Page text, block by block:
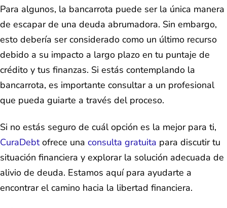
Para algunos, la bancarrota puede ser la única manera
de escapar de una deuda abrumadora. Sin embargo,
esto debería ser considerado como un último recurso
debido a su impacto a largo plazo en tu puntaje de
crédito y tus finanzas. Si estás contemplando la
bancarrota, es importante consultar a un profesional
que pueda guiarte a través del proceso.
Si no estás seguro de cuál opción es la mejor para ti,
CuraDebtofrece una consulta gratuita para discutir tu
situación financiera y explorar la solución adecuada de
alivio de deuda. Estamos aquí para ayudarte a
encontrar el camino hacia la libertad financiera.